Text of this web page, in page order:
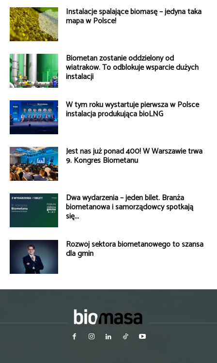
Instalacje spalające biomasę – jedyna taka
mapa w Polsce!
Biometan zostanie oddzielony od
wiatraków. To odblokuje wsparcie dużych
instalacji
W tym roku wystartuje pierwsza w Polsce
instalacja produkująca bioLNG
Jest nas już ponad 400! W Warszawie trwa
9. Kongres Biometanu
Dwa wydarzenia – jeden bilet. Branża
biometanowa i samorządowcy spotkają
się...
Rozwój sektora biometanowego to szansa
dla gmin